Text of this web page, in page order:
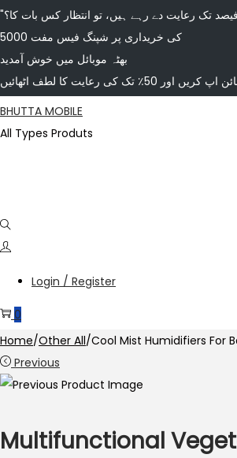
5000 کی خریداری پر شپنگ فیس مفت
بھٹہ موبائل میں خوش آمدید
BHUTTA MOBILE
All Types Produts
Login / Register
0
Home/Other All/Cool Mist Humidifiers For
Previous
Multifunctional